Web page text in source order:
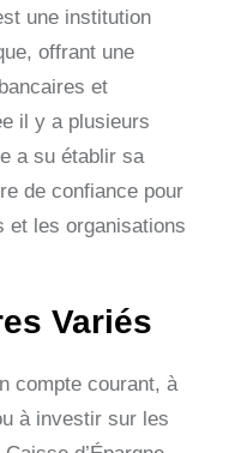
une institution
offrant une
et
il y a plusieurs
a su établir sa
de confiance pour
et les organisations
Variés
compte courant, à
à investir sur les